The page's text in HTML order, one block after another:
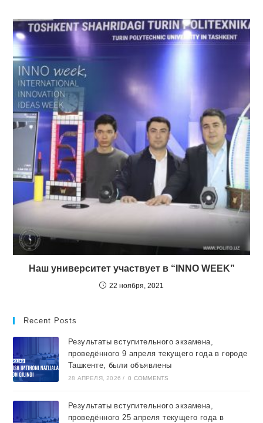
Наш университет участвует в “INNO WEEK”
22 ноября, 2021
Recent Posts
Результаты вступительного экзамена,
проведённого 9 апреля текущего года в городе
Ташкентe, были объявлены
28 АПРЕЛЯ, 2026 / 0 COMMENTS
Результаты вступительного экзамена,
проведённого 25 апреля текущего года в